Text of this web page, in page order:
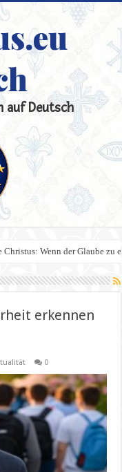
auf Deutsch
Wenn der Glaube zu
erkennen
0